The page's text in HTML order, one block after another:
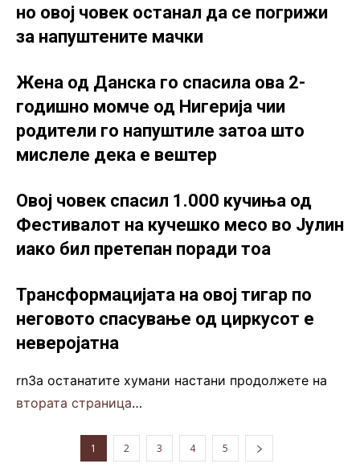
но овој човек останал да се погрижи
за напуштените мачки
Жена од Данска го спасила ова 2-
годишно момче од Нигерија чии
родители го напуштиле затоа што
мислеле дека е вештер
Овој човек спасил 1.000 кучиња од
Фестивалот на кучешко месо во Јулин
иако бил претепан поради тоа
Трансформацијата на овој тигар по
неговото спасување од циркусот е
неверојатна
rnЗа останатите хумани настани продолжете на
втората страница…
1 2 3 4 5